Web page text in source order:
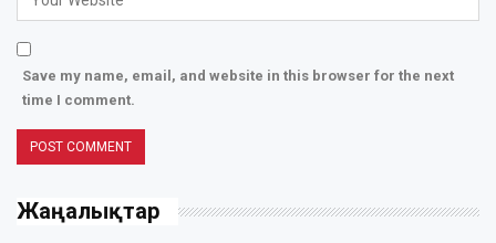
Save my name, email, and website in this browser for the next
time I comment.
Жаңалықтар